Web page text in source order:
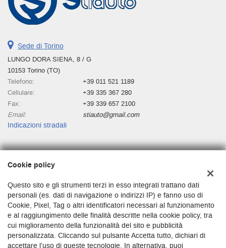
Sede di Torino
LUNGO DORA SIENA, 8 / G
10153 Torino (TO)
Telefono:
+39 011 521 1189
Cellulare:
+39 335 367 280
Fax:
+39 339 657 2100
Email:
stiauto@gmail.com
Indicazioni stradali
Dati fiscali:
Lungo Dora Siena 8/g, Torino (TO)
C.F/P.IVA: 03680250010
Registro delle imprese:TO
Cookie policy
Questo sito e gli strumenti terzi in esso integrati trattano dati
personali (es. dati di navigazione o indirizzi IP) e fanno uso di
Cookie, Pixel, Tag o altri identificatori necessari al funzionamento
e al raggiungimento delle finalità descritte nella cookie policy, tra
cui miglioramento della funzionalità del sito e pubblicità
personalizzata. Cliccando sul pulsante Accetta tutto, dichiari di
accettare l'uso di queste tecnologie. In alternativa, puoi